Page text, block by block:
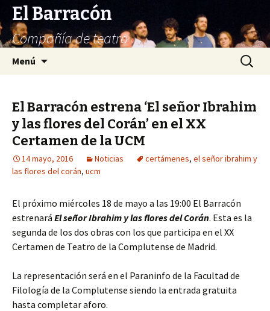
El Barracón
Compañía de teatro
Menú Buscar:
El Barracón estrena ‘El señor Ibrahim
y las flores del Corán’ en el XX
Certamen de la UCM
14 mayo, 2016 Noticias certámenes, el señor ibrahim y
las flores del corán, ucm
El próximo miércoles 18 de mayo a las 19:00 El Barracón
estrenará El señor Ibrahim y las flores del Corán. Esta es la
segunda de los dos obras con los que participa en el XX
Certamen de Teatro de la Complutense de Madrid.
La representación será en el Paraninfo de la Facultad de
Filología de la Complutense siendo la entrada gratuita
hasta completar aforo.